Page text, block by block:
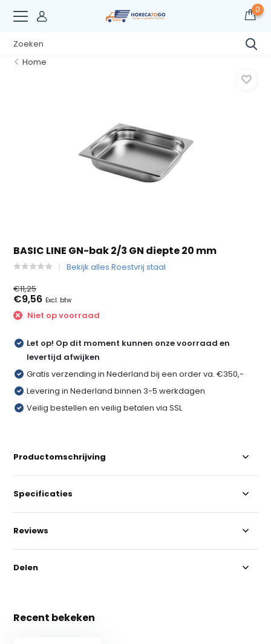
0
Home
BASIC LINE GN-bak 2/3 GN diepte 20 mm
Bekijk alles Roestvrij staal
€11,25
€9,56 Excl. btw
Niet op voorraad
Let op! Op dit moment kunnen onze voorraad en
levertijd afwijken
Gratis verzending in Nederland bij een order va. €350,-
Levering in Nederland binnen 3-5 werkdagen
Veilig bestellen en veilig betalen via SSL
Productomschrijving
Specificaties
Reviews
Delen
Recent bekeken